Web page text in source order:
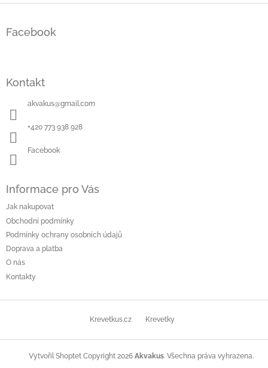
Facebook
Kontakt
akvakus@gmail.com
+420 773 938 928
Facebook
Informace pro Vás
Jak nakupovat
Obchodní podmínky
Podmínky ochrany osobních údajů
Doprava a platba
O nás
Kontakty
Krevetkus.cz Krevetky
Vytvořil Shoptet Copyright 2026 Akvakus. Všechna práva vyhrazena.